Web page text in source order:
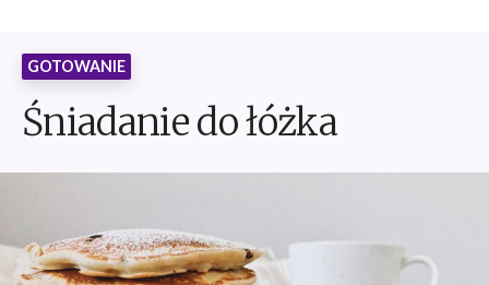
GOTOWANIE
Śniadanie do łóżka